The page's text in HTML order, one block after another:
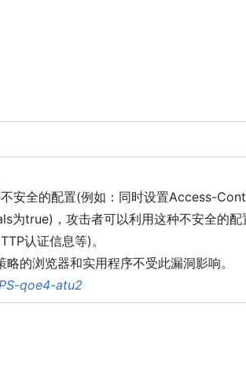
安全的配置(例如：同时设置Access-
true)，攻击者可以利用这种不安全的配
认证信息等)。
的浏览器和实用程序不受此漏洞影响。
qoe4-atu2